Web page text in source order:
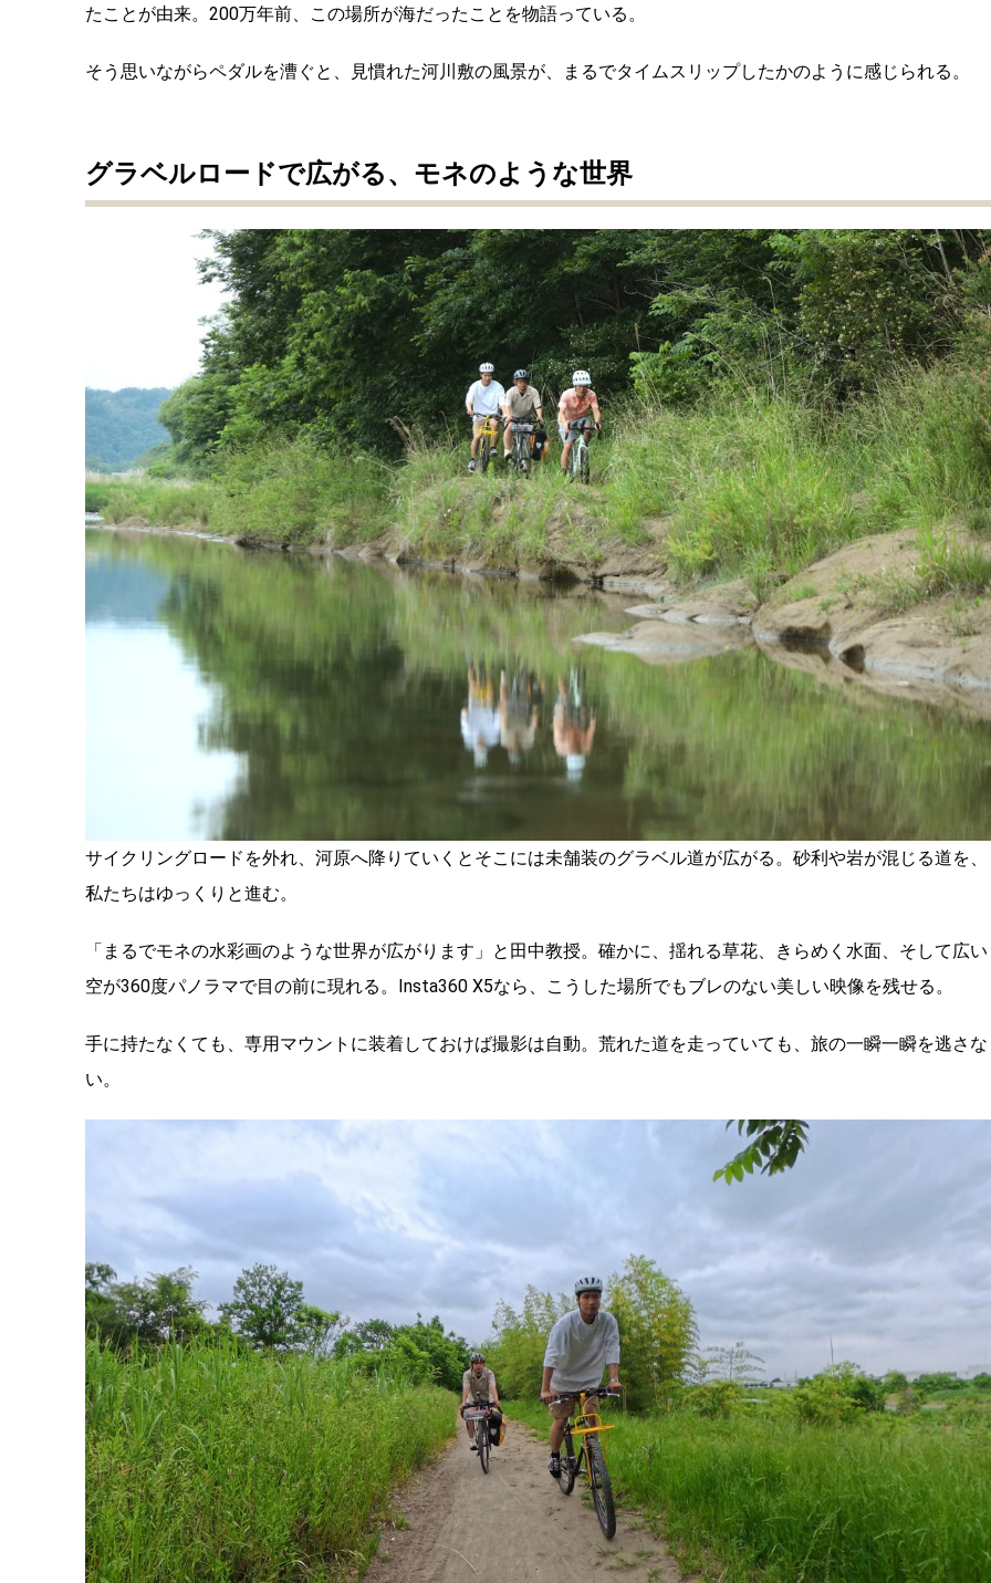
たことが由来。200万年前、この場所が海だったことを物語っている。
そう思いながらペダルを漕ぐと、見慣れた河川敷の風景が、まるでタイムスリップしたかのように感じられる。
グラベルロードで広がる、モネのような世界
サイクリングロードを外れ、河原へ降りていくとそこには未舗装のグラベル道が広がる。砂利や岩が混じる道を、
私たちはゆっくりと進む。
「まるでモネの水彩画のような世界が広がります」と田中教授。確かに、揺れる草花、きらめく水面、そして広い
空が360度パノラマで目の前に現れる。Insta360 X5なら、こうした場所でもブレのない美しい映像を残せる。
手に持たなくても、専用マウントに装着しておけば撮影は自動。荒れた道を走っていても、旅の一瞬一瞬を逃さな
い。